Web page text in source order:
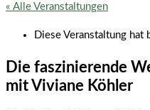
« Alle Veranstaltungen
Diese Veranstaltung hat
Die faszinierende
mit Viviane Köhler